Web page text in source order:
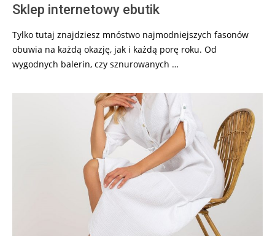
Sklep internetowy ebutik
Tylko tutaj znajdziesz mnóstwo najmodniejszych fasonów
obuwia na każdą okazję, jak i każdą porę roku. Od
wygodnych balerin, czy sznurowanych …